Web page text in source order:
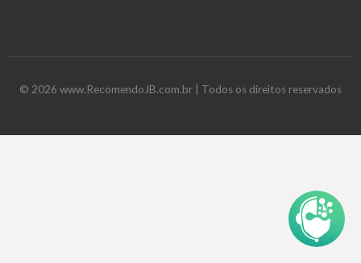
© 2026 www.RecomendoJB.com.br | Todos os direitos reservados